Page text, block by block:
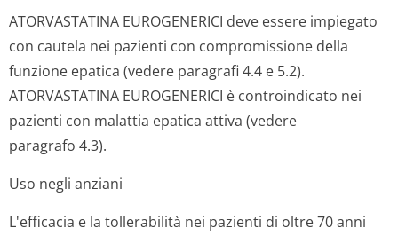
ATORVASTATINA EUROGENERICI deve essere impiegato
con cautela nei pazienti con compromissione della
funzione epatica (vedere paragrafi 4.4 e 5.2).
ATORVASTATINA EUROGENERICI è controindicato nei
pazienti con malattia epatica attiva (vedere
paragrafo 4.3).
Uso negli anziani
L'efficacia e la tollerabilità nei pazienti di oltre 70 anni